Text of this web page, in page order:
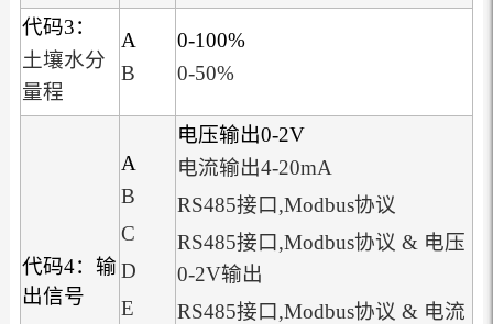
代码3：
土壤水分
量程
A
B
0-100%
0-50%
代码4：输
出信号
A
B
C
D
E
电压输出0-2V
电流输出4-20mA
RS485接口,Modbus协议
RS485接口,Modbus协议 & 电压
0-2V输出
RS485接口,Modbus协议 & 电流